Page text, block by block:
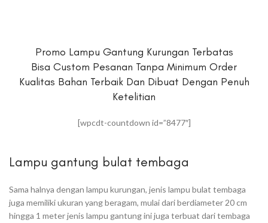
Promo Lampu Gantung Kurungan Terbatas
Bisa Custom Pesanan Tanpa Minimum Order
Kualitas Bahan Terbaik Dan Dibuat Dengan Penuh
Ketelitian
[wpcdt-countdown id=”8477″]
Lampu gantung bulat tembaga
Sama halnya dengan lampu kurungan, jenis lampu bulat tembaga
juga memiliki ukuran yang beragam, mulai dari berdiameter 20 cm
hingga 1 meter jenis lampu gantung ini juga terbuat dari tembaga